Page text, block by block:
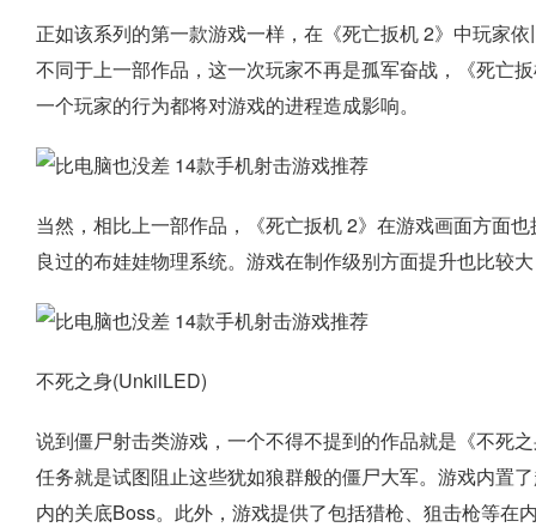
正如该系列的第一款游戏一样，在《死亡扳机 2》中玩家
不同于上一部作品，这一次玩家不再是孤军奋战，《死亡
一个玩家的行为都将对游戏的进程造成影响。
当然，相比上一部作品，《死亡扳机 2》在游戏画面方面
良过的布娃娃物理系统。游戏在制作级别方面提升也比较
不死之身(UnkilLED)
说到僵尸射击类游戏，一个不得不提到的作品就是《不死
任务就是试图阻止这些犹如狼群般的僵尸大军。游戏内置
内的关底Boss。此外，游戏提供了包括猎枪、狙击枪等在